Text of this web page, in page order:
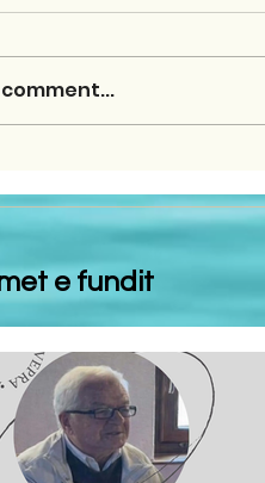
e fundit